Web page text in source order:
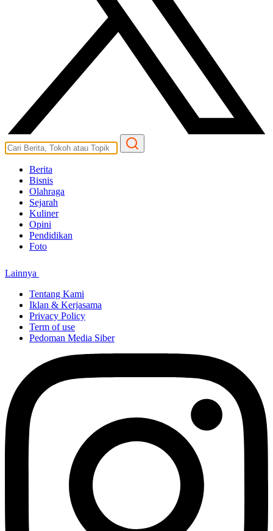
Berita
Bisnis
Olahraga
Sejarah
Kuliner
Opini
Pendidikan
Foto
Lainnya
Tentang Kami
Iklan & Kerjasama
Privacy Policy
Term of use
Pedoman Media Siber